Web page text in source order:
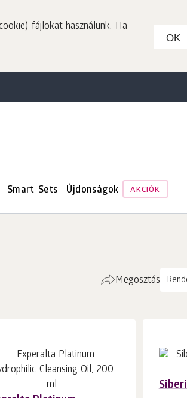
fájlokat használunk. Ha
OK
Smart Sets Újdonságok AKCIÓK
Megosztás